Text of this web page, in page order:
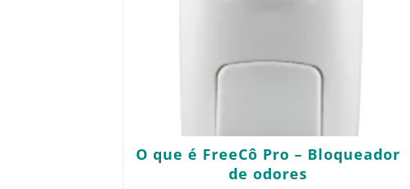
O que é FreeCô Pro – Bloqueador
de odores